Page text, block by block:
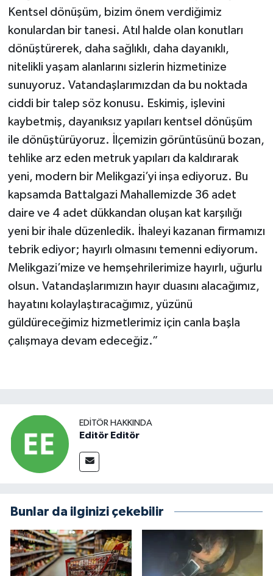
Kentsel dönüşüm, bizim önem verdiğimiz
konulardan bir tanesi. Atıl halde olan konutları
dönüştürerek, daha sağlıklı, daha dayanıklı,
nitelikli yaşam alanlarını sizlerin hizmetinize
sunuyoruz. Vatandaşlarımızdan da bu noktada
ciddi bir talep söz konusu. Eskimiş, işlevini
kaybetmiş, dayanıksız yapıları kentsel dönüşüm
ile dönüştürüyoruz. İlçemizin görüntüsünü bozan,
tehlike arz eden metruk yapıları da kaldırarak
yeni, modern bir Melikgazi’yi inşa ediyoruz. Bu
kapsamda Battalgazi Mahallemizde 36 adet
daire ve 4 adet dükkandan oluşan kat karşılığı
yeni bir ihale düzenledik. İhaleyi kazanan firmamızı
tebrik ediyor; hayırlı olmasını temenni ediyorum.
Melikgazi’mize ve hemşehrilerimize hayırlı, uğurlu
olsun. Vatandaşlarımızın hayır duasını alacağımız,
hayatını kolaylaştıracağımız, yüzünü
güldüreceğimiz hizmetlerimiz için canla başla
çalışmaya devam edeceğiz.”
EDITÖR HAKKINDA
Editör Editör
Bunlar da ilginizi çekebilir